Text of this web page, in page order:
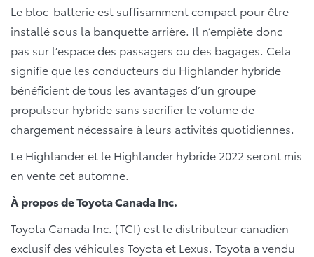
Le bloc-batterie est suffisamment compact pour être
installé sous la banquette arrière. Il n’empiète donc
pas sur l’espace des passagers ou des bagages. Cela
signifie que les conducteurs du Highlander hybride
bénéficient de tous les avantages d’un groupe
propulseur hybride sans sacrifier le volume de
chargement nécessaire à leurs activités quotidiennes.
Le Highlander et le Highlander hybride 2022 seront mis
en vente cet automne.
À propos de Toyota Canada Inc.
Toyota Canada Inc. (TCI) est le distributeur canadien
exclusif des véhicules Toyota et Lexus. Toyota a vendu